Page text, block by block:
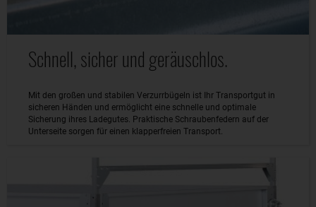
Schnell, sicher und geräuschlos.
Mit den großen und stabilen Verzurrbügeln ist Ihr Transportgut in
sicheren Händen und ermöglicht eine schnelle und optimale
Sicherung ihres Ladegutes. Praktische Schraubenfedern auf der
Unterseite sorgen für einen klapperfreien Transport.